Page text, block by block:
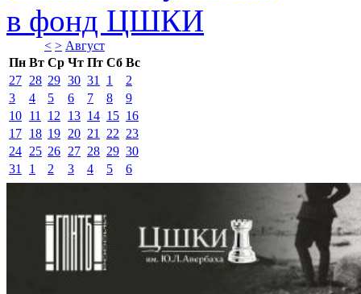
в фонд ЦШКИ
< > Август
Пн Вт Ср Чт Пт Сб Вс
27 28 29 30 31 1
2
3
4 5 6 7 8
9
10 11 12 13 14 15 16
17 18 19 20 21 22 23
24 25 26 27 28 29 30
31
1 2 3 4 5 6